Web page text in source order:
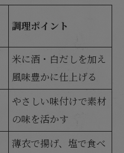
調理ポイント
米に酒・白だしを加え
風味豊かに仕上げる
やさしい味付けで素材
の味を活かす
薄衣で揚げ、塩で食べ